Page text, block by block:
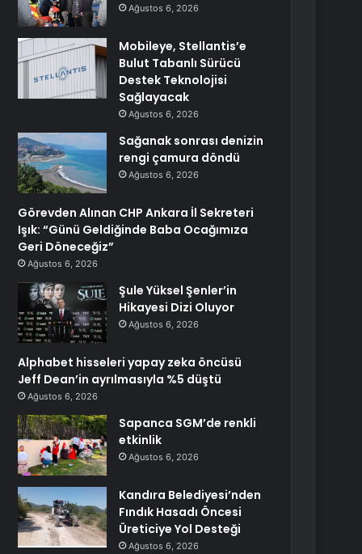
Ağustos 6, 2026
Mobileye, Stellantis’e
Bulut Tabanlı Sürücü
Destek Teknolojisi
Sağlayacak
Ağustos 6, 2026
Sağanak sonrası denizin
rengi çamura döndü
Ağustos 6, 2026
Görevden Alınan CHP Ankara İl Sekreteri
Işık: “Günü Geldiğinde Baba Ocağımıza
Geri Döneceğiz”
Ağustos 6, 2026
Şule Yüksel Şenler’in
Hikayesi Dizi Oluyor
Ağustos 6, 2026
Alphabet hisseleri yapay zeka öncüsü
Jeff Dean’in ayrılmasıyla %5 düştü
Ağustos 6, 2026
Sapanca SGM’de renkli
etkinlik
Ağustos 6, 2026
Kandıra Belediyesi’nden
Fındık Hasadı Öncesi
Üreticiye Yol Desteği
Ağustos 6, 2026